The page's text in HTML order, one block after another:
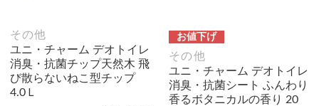
その他
ユニ・チャーム デオトイレ
消臭・抗菌チップ天然木 飛
び散らないねこ型チップ
4.0Ｌ
お値下げ
その他
ユニ・チャーム デオトイレ
消臭・抗菌シート ふんわり
香るボタニカルの香り 20